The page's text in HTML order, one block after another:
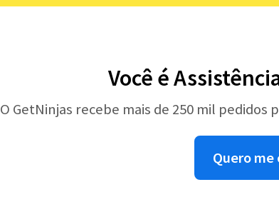
Você é
O GetNinjas recebe mais de 250 mil
Quero